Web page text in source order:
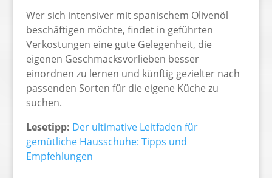
Wer sich intensiver mit spanischem Olivenöl
beschäftigen möchte, findet in geführten
Verkostungen eine gute Gelegenheit, die
eigenen Geschmacksvorlieben besser
einordnen zu lernen und künftig gezielter nach
passenden Sorten für die eigene Küche zu
suchen.
Lesetipp: Der ultimative Leitfaden für
gemütliche Hausschuhe: Tipps und
Empfehlungen